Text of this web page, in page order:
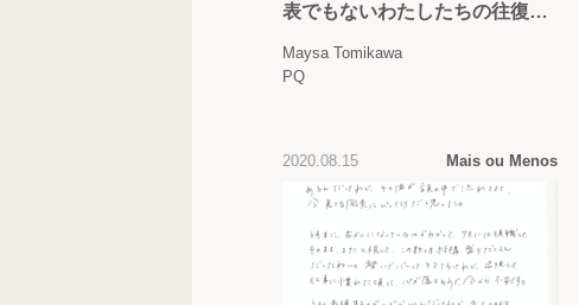
表でもないわたしたちの往復書
Maysa Tomikawa
PQ
2020.08.15 Mais ou Menos